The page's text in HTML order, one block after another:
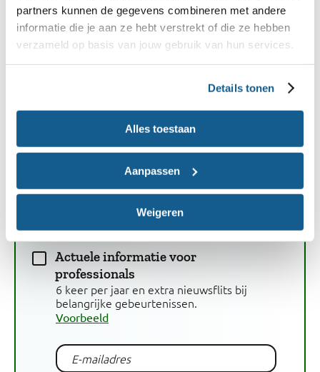
partners kunnen de gegevens combineren met andere
informatie die je aan ze hebt verstrekt of die ze hebben
verzameld op basis van jouw gebruik van hun services.
Details tonen
Alles toestaan
Aanpassen
Weigeren
Menu van de week
Elke donderdag nieuwe recepten die
gezond eten makkelijk maken.
Voorbeeld
uit het Menu van de week.
Voorbeeld
Tips en nieuwtjes over gezond,
duurzaam en veilig eten
Elke maand de laatste updates.
Actuele informatie voor
professionals
6 keer per jaar en extra nieuwsflits bij
belangrijke gebeurtenissen.
Voorbeeld